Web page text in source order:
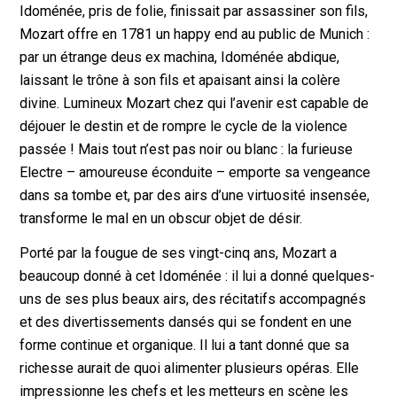
Idoménée, pris de folie, finissait par assassiner son fils,
Mozart offre en 1781 un happy end au public de Munich :
par un étrange deus ex machina, Idoménée abdique,
laissant le trône à son fils et apaisant ainsi la colère
divine. Lumineux Mozart chez qui l’avenir est capable de
déjouer le destin et de rompre le cycle de la violence
passée ! Mais tout n’est pas noir ou blanc : la furieuse
Electre – amoureuse éconduite – emporte sa vengeance
dans sa tombe et, par des airs d’une virtuosité insensée,
transforme le mal en un obscur objet de désir.
Porté par la fougue de ses vingt-cinq ans, Mozart a
beaucoup donné à cet Idoménée : il lui a donné quelques-
uns de ses plus beaux airs, des récitatifs accompagnés
et des divertissements dansés qui se fondent en une
forme continue et organique. Il lui a tant donné que sa
richesse aurait de quoi alimenter plusieurs opéras. Elle
impressionne les chefs et les metteurs en scène les